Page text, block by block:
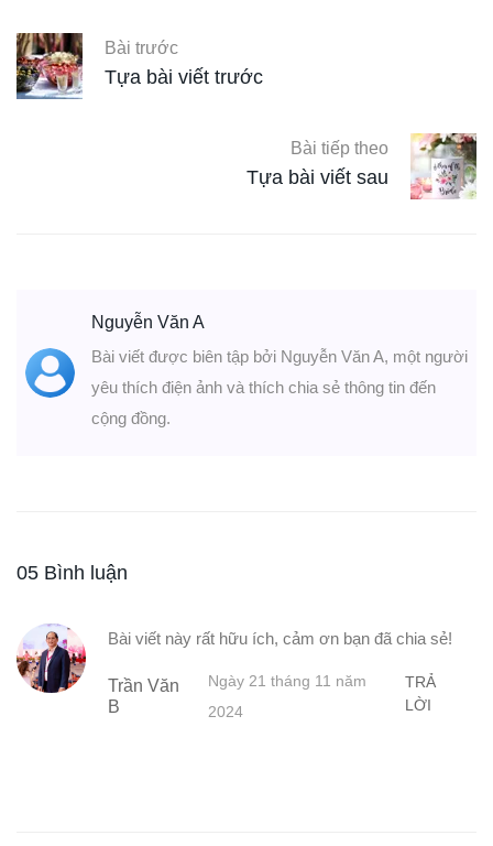
Bài trước
Tựa bài viết trước
Bài tiếp theo
Tựa bài viết sau
Nguyễn Văn A
Bài viết được biên tập bởi Nguyễn Văn A, một người
yêu thích điện ảnh và thích chia sẻ thông tin đến
cộng đồng.
05 Bình luận
Bài viết này rất hữu ích, cảm ơn bạn đã chia sẻ!
Trần Văn
B
Ngày 21 tháng 11 năm
2024
TRẢ
LỜI